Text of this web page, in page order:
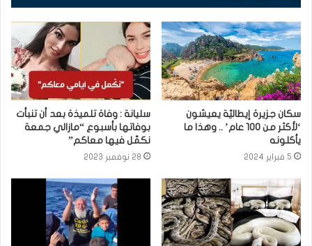
سكان جزيرة إيطاليّة يعيشون
‘لأكثر من 100 عام’ .. وهذا ما
يأكلونه
5 فبراير 2024
سليانة : وفاة تلميذة بعد أن تنبأت
بوفاتها بأسبوع “مازالي جمعة
نكمّل فيها معاكم”
28 نوفمبر 2023